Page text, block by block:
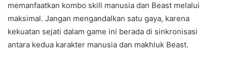
memanfaatkan kombo skill manusia dan Beast melalui
maksimal. Jangan mengandalkan satu gaya, karena
kekuatan sejati dalam game ini berada di sinkronisasi
antara kedua karakter manusia dan makhluk Beast.